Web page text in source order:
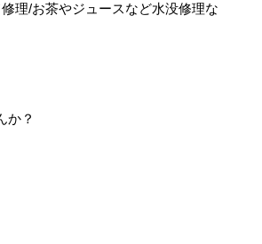
理/お茶やジュースなど水没修理な
か？